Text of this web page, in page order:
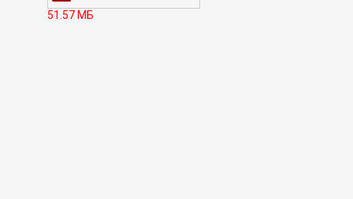
51.57 МБ